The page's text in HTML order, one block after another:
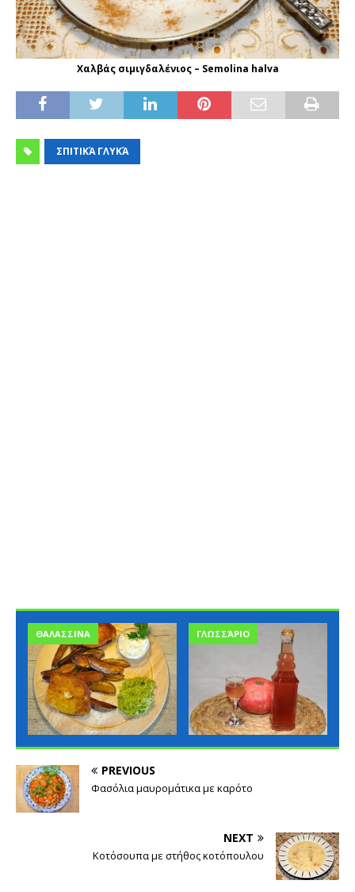
Χαλβάς σιμιγδαλένιος – Semolina halva
ΣΠΙΤΙΚΆ ΓΛΥΚΆ
ΘΑΛΑΣΣΙΝΑ ΓΛΩΣΣΆΡΙΟ
PREVIOUS
Φασόλια μαυρομάτικα με καρότο
NEXT
Κοτόσουπα με στήθος κοτόπουλου